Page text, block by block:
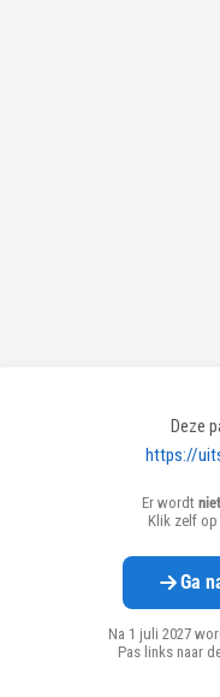
Deze
https://
Er wordt niet
Klik zelf op
Ga
Na 1 juli 2027
Pas links naar